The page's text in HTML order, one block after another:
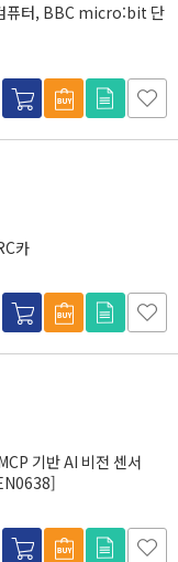
퓨터, BBC micro:bit 단
카
기반 AI 비전 센서